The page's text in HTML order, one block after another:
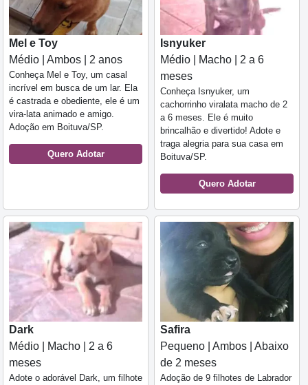
Mel e Toy
Médio | Ambos | 2 anos
Conheça Mel e Toy, um casal
incrível em busca de um lar. Ela
é castrada e obediente, ele é um
vira-lata animado e amigo.
Adoção em Boituva/SP.
Quero Adotar
Isnyuker
Médio | Macho | 2 a 6
meses
Conheça Isnyuker, um
cachorrinho viralata macho de 2
a 6 meses. Ele é muito
brincalhão e divertido! Adote e
traga alegria para sua casa em
Boituva/SP.
Quero Adotar
Dark
Médio | Macho | 2 a 6
meses
Adote o adorável Dark, um filhote
Safira
Pequeno | Ambos | Abaixo
de 2 meses
Adoção de 9 filhotes de Labrador